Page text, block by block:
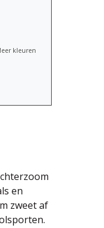
kleuren
en
zweet af